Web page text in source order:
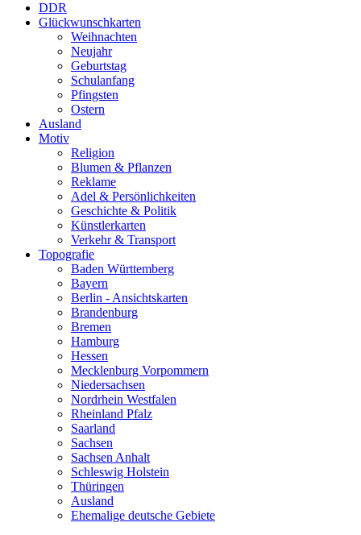
DDR
Glückwunschkarten
Weihnachten
Neujahr
Geburtstag
Schulanfang
Pfingsten
Ostern
Ausland
Motiv
Religion
Blumen & Pflanzen
Reklame
Adel & Persönlichkeiten
Geschichte & Politik
Künstlerkarten
Verkehr & Transport
Topografie
Baden Württemberg
Bayern
Berlin - Ansichtskarten
Brandenburg
Bremen
Hamburg
Hessen
Mecklenburg Vorpommern
Niedersachsen
Nordrhein Westfalen
Rheinland Pfalz
Saarland
Sachsen
Sachsen Anhalt
Schleswig Holstein
Thüringen
Ausland
Ehemalige deutsche Gebiete